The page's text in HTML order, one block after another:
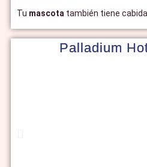
Tu mascota también tiene
Palladium